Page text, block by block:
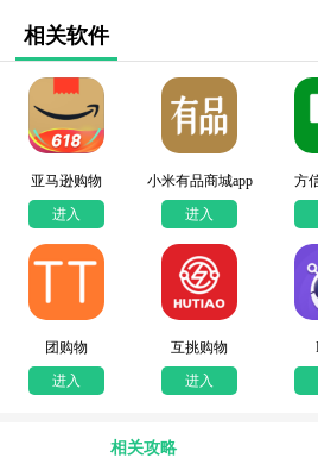
相关软件
亚马逊购物
进入
小米有品商城app
进入
方
团购物
进入
互挑购物
进入
相关攻略